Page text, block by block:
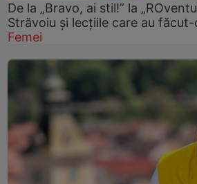
De la „Bravo, ai stil!” la
Străvoiu și lecțiile care au
Femei